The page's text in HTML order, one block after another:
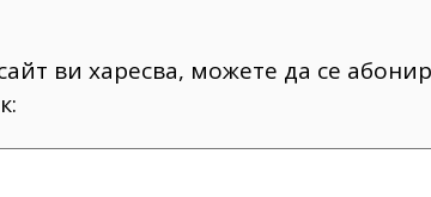
ви харесва, можете да се